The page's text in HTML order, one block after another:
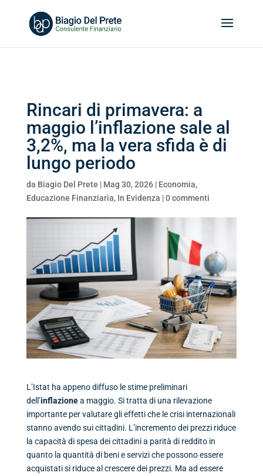
Rincari di primavera: a
maggio l’inflazione sale al
3,2%, ma la vera sfida è di
lungo periodo
da Biagio Del Prete | Mag 30, 2026| Economia,
Educazione Finanziaria, In Evidenza |0 commenti
L’Istat ha appeno diffuso le stime preliminari
dell’inflazionea maggio. Si tratta di una rilevazione
importante per valutare gli effetti che le crisi internazionali
stanno avendo sui cittadini. L’incremento dei prezzi riduce
la capacità di spesa dei cittadini a parità di reddito in
quanto la quantità di beni e servizi che possono essere
acquistati si riduce al crescere dei prezzi. Ma ad essere